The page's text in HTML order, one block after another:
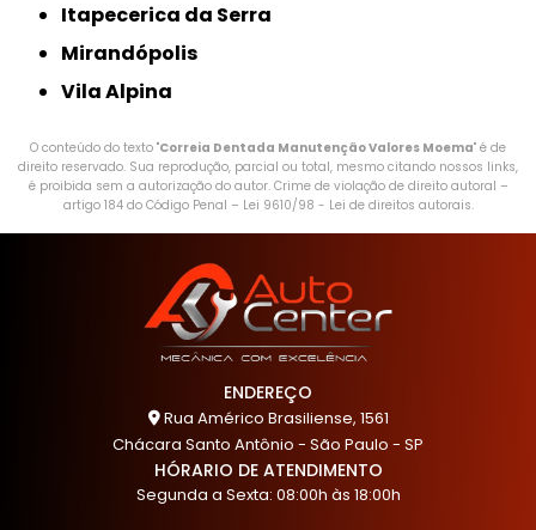
Itapecerica da Serra
Mirandópolis
Vila Alpina
O conteúdo do texto "Correia Dentada Manutenção Valores Moema" é de
direito reservado. Sua reprodução, parcial ou total, mesmo citando nossos links,
é proibida sem a autorização do autor. Crime de violação de direito autoral –
artigo 184 do Código Penal – Lei 9610/98 - Lei de direitos autorais.
ENDEREÇO
Rua Américo Brasiliense, 1561
Chácara Santo Antônio - São Paulo - SP
HÓRARIO DE ATENDIMENTO
Segunda a Sexta: 08:00h às 18:00h